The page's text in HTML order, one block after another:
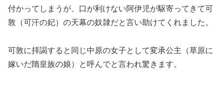
付かってしまうが、口が利けない阿伊児が駆寄ってきて可
敦（可汗の妃）の天幕の奴隷だと言い助けてくれました。
可敦に拝謁すると同じ中原の女子として変承公主（草原に
嫁いだ隋皇族の娘）と呼んでと言われ驚きます。